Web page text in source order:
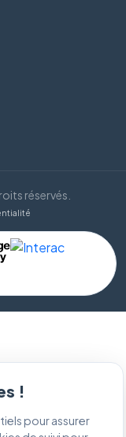
réservés.
!
pour assurer